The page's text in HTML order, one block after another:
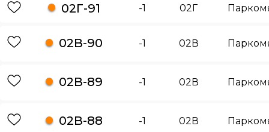
02Г-91 -1 02Г
02В-90 -1 02В
02В-89 -1 02В
02В-88 -1 02В